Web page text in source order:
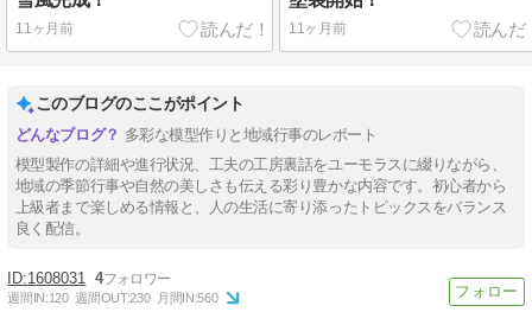
11ヶ月前 11ヶ月前
このブログのここがポイント
多彩な模型作りと地域行事のレポート
模型製作の詳細や進行状況、工夫の工房裏話をユーモラスに綴りながら、
地域の季節行事や自然の美しさも伝える彩り豊かな内容です。初心者から
上級者まで楽しめる情報と、人の生活に寄り添ったトピックスをバランス
良く配信。
1608031 4
週間IN:120 週間OUT:230 月間IN:560